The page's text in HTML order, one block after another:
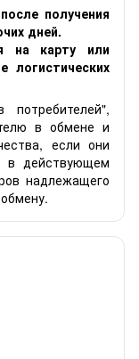
получения
дней.
на карту или
в обмене и
если они
в действующем
надлежащего